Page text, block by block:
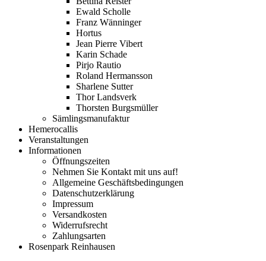
Ewald Scholle
Franz Wänninger
Hortus
Jean Pierre Vibert
Karin Schade
Pirjo Rautio
Roland Hermansson
Sharlene Sutter
Thor Landsverk
Thorsten Burgsmüller
Sämlingsmanufaktur
Hemerocallis
Veranstaltungen
Informationen
Öffnungszeiten
Nehmen Sie Kontakt mit uns auf!
Allgemeine Geschäftsbedingungen
Datenschutzerklärung
Impressum
Versandkosten
Widerrufsrecht
Zahlungsarten
Rosenpark Reinhausen